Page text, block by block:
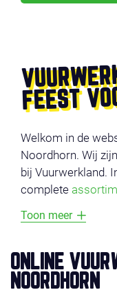
FEEST
Welkom in de
Noordhorn. Wij
bij Vuurwerkland.
complete
categorieën, zoals
wachtrijen en
van super-acties
Toon meer
ONLINE
NOORDHORN